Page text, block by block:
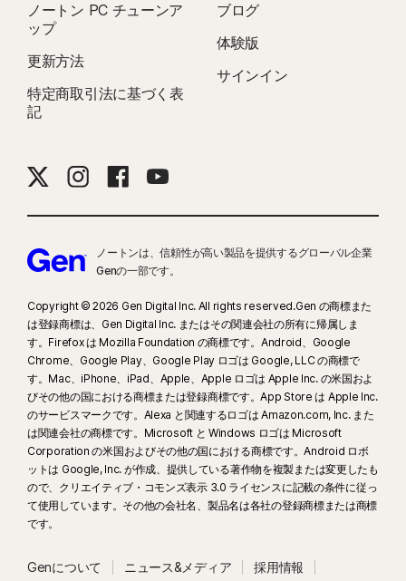
ノートン PC チューンア
ップ
更新方法
特定商取引法に基づく表
記
ブログ
体験版
サインイン
ノートンは、信頼性が高い製品を提供するグローバル企業
Genの一部です。
Copyright © 2026 Gen Digital Inc. All rights reserved.Gen の商標また
は登録商標は、Gen Digital Inc. またはその関連会社の所有に帰属しま
す。Firefox は Mozilla Foundation の商標です。Android、Google
Chrome、Google Play、Google Play ロゴは Google, LLC の商標で
す。Mac、iPhone、iPad、Apple、Apple ロゴは Apple Inc. の米国およ
びその他の国における商標または登録商標です。App Store は Apple Inc.
のサービスマークです。Alexa と関連するロゴは Amazon.com, Inc. また
は関連会社の商標です。Microsoft と Windows ロゴは Microsoft
Corporation の米国およびその他の国における商標です。Android ロボ
ットは Google, Inc. が作成、提供している著作物を複製または変更したも
ので、クリエイティブ・コモンズ表示 3.0 ライセンスに記載の条件に従っ
て使用しています。その他の会社名、製品名は各社の登録商標または商標
です。
Genについて ニュース&メディア 採用情報